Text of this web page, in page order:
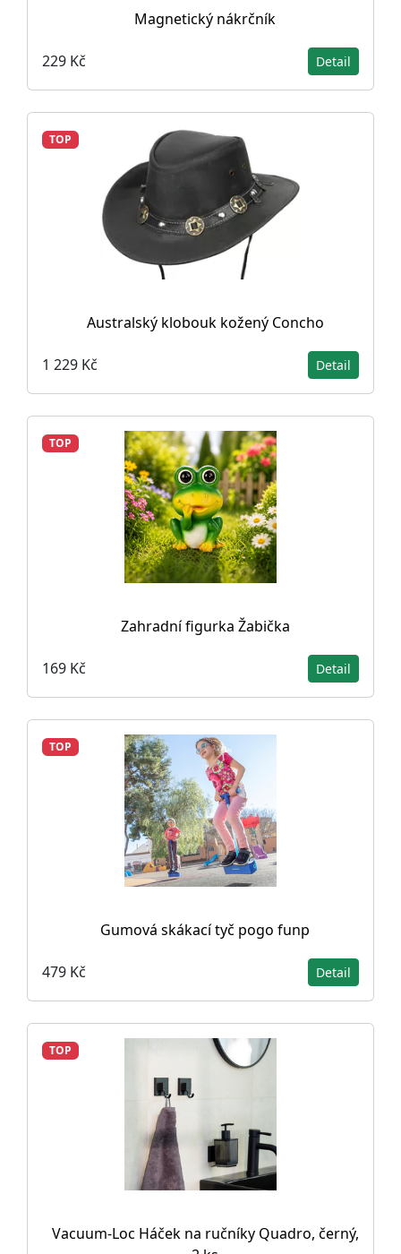
Magnetický nákrčník
229 Kč Detail
TOP
Australský klobouk kožený Concho
1 229 Kč Detail
TOP
Zahradní figurka Žabička
169 Kč Detail
TOP
Gumová skákací tyč pogo funp
479 Kč Detail
TOP
Vacuum-Loc Háček na ručníky Quadro, černý,